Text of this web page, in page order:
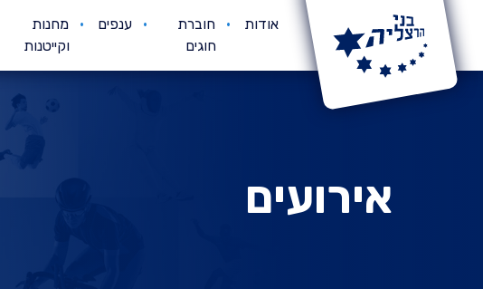
אודות
חוברת
חוגים
ענפים
מחנות
וקייטנות
אירועים